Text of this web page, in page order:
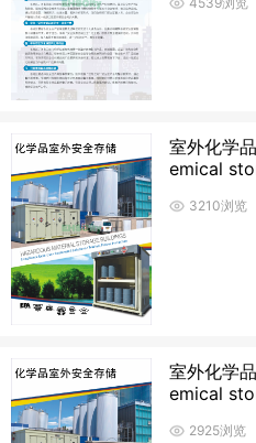
室外化学
emical
3210浏览
室外化学
emical
2925浏览